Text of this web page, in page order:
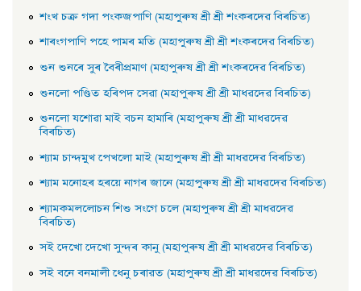
শংখ চক্র গদা পংকজপাণি (মহাপুৰুষ শ্ৰী শ্ৰী শংকৰদেৱ বিৰচিত)
শাৰংগপাণি পহে পামৰ মতি (মহাপুৰুষ শ্ৰী শ্ৰী শংকৰদেৱ বিৰচিত)
শুন শুনৰে সুৰ বৈৰীপ্রমাণ (মহাপুৰুষ শ্ৰী শ্ৰী শংকৰদেৱ বিৰচিত)
শুনলাে পণ্ডিত হৰিপদ সেৱা (মহাপুৰুষ শ্ৰী শ্ৰী মাধৱদেৱ বিৰচিত)
শুনলাে যশােৱা মাই বচন হামাৰি (মহাপুৰুষ শ্ৰী শ্ৰী মাধৱদেৱ
বিৰচিত)
শ্যাম চান্দমুখ পেখলাে মাই (মহাপুৰুষ শ্ৰী শ্ৰী মাধৱদেৱ বিৰচিত)
শ্যাম মনােহৰ হৰয়ে নাগৰ জানে (মহাপুৰুষ শ্ৰী শ্ৰী মাধৱদেৱ বিৰচিত)
শ্যামকমললােচন শিশু সংগে চলে (মহাপুৰুষ শ্ৰী শ্ৰী মাধৱদেৱ
বিৰচিত)
সই দেখাে দেখাে সুন্দৰ কানু (মহাপুৰুষ শ্ৰী শ্ৰী মাধৱদেৱ বিৰচিত)
সই বনে বনমালী ধেনু চৰাৱত (মহাপুৰুষ শ্ৰী শ্ৰী মাধৱদেৱ বিৰচিত)